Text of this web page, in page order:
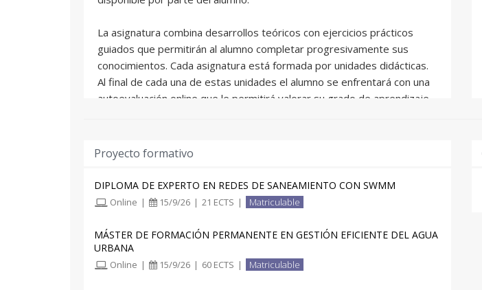
La asignatura combina desarrollos teóricos con ejercicios prácticos
guiados que permitirán al alumno completar progresivamente sus
conocimientos. Cada asignatura está formada por unidades didácticas.
Al final de cada una de estas unidades el alumno se enfrentará con una
autoevaluación online que le permitirá valorar su grado de aprendizaje.
El alumno contará con una tutorización personalizada durante el curso
académico y un seguimiento según sus preferencias (a través de
correo electrónico, foros o atención telefónica).
La fecha límite para desarrollar los contenidos será hasta final de julio
contando el alumno hasta la fecha de fin de curso para la entrega de
trabajos adicionales.
Proyecto formativo
DIPLOMA DE EXPERTO EN REDES DE SANEAMIENTO CON SWMM
Online | 15/9/26 | 21 ECTS | Matriculable
MÁSTER DE FORMACIÓN PERMANENTE EN GESTIÓN EFICIENTE DEL AGUA
URBANA
Online | 15/9/26 | 60 ECTS | Matriculable